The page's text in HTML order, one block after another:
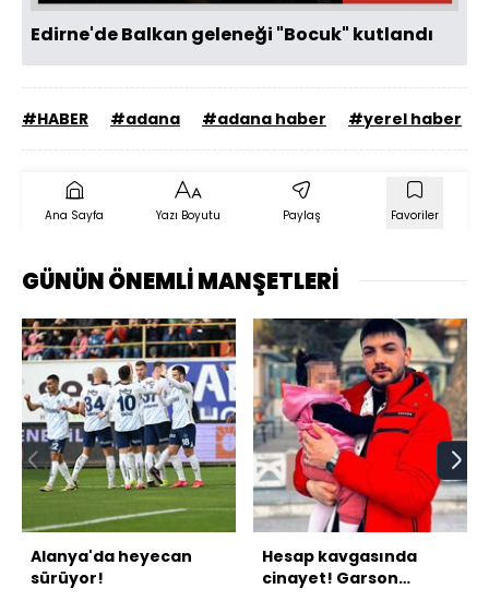
Edirne'de Balkan geleneği "Bocuk" kutlandı
#HABER #adana #adana haber #yerel haber
Ana Sayfa Yazı Boyutu Paylaş Favoriler
GÜNÜN ÖNEMLİ MANŞETLERİ
Alanya'da heyecan
sürüyor!
Hesap kavgasında
cinayet! Garson